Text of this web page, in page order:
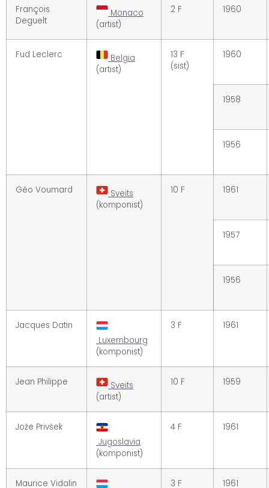
François
Deguelt
Monaco
(artist)
2 F 1960
Fud Leclerc
Belgia
(artist)
13 F
(sist)
1960
1958
1956
Géo Voumard
Sveits
(komponist)
10 F 1961
1957
1956
Jacques Datin
Luxembourg
(komponist)
3 F 1961
Jean Philippe
Sveits
(artist)
10 F 1959
Jože Privšek
Jugoslavia
(komponist)
4 F 1961
Maurice Vidalin
3 F 1961